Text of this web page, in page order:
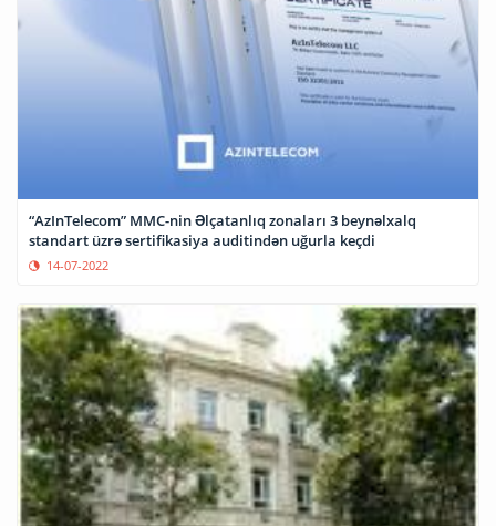
“AzInTelecom” MMC-nin Əlçatanlıq zonaları 3 beynəlxalq
14-07-2022